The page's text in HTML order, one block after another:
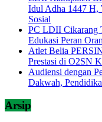
Idul Adha 1447 H,
Sosial
PC LDII Cikarang
Edukasi Peran
Atlet Belia
Prestasi di O2SN
Audiensi dengan
Dakwah,
Arsip